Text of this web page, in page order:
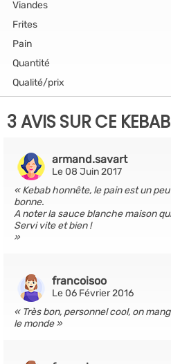
Viandes
Frites
Pain
Quantité
Qualité/prix
3 AVIS SUR CE KEBAB
armand.savart
Le 08 Juin 2017
Kebab honnête, le pain est un
bonne.
A noter la sauce blanche maison
Servi vite et bien !
francoisoo
Le 06 Février 2016
Très bon, personnel cool, on
le monde